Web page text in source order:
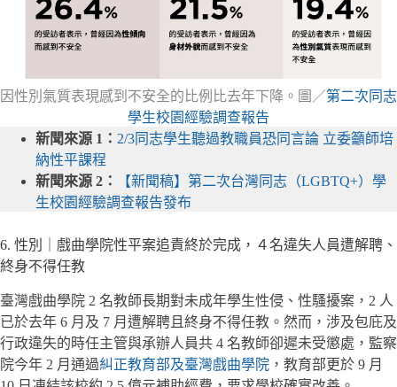
因性別氣質表現感到不安全的比例比去年下降。圖／第二次同志
學生校園經驗調查報告
新聞來源 1： 2/3同志學生聽過教職員恐同言論 立委籲師培
納性平課程
新聞來源 2：
【新聞稿】第二次台灣同志（LGBTQ+）學
生校園經驗調查報告發布
6. 性別｜戲曲學院性平案追責終於完成，４名違失人員遭解聘、
終身不得任教
臺灣戲曲學院 2 名教師長期對未成年學生性侵、性騷擾案，2 人
已於去年 6 月及 7 月遭解聘且終身不得任教。然而，涉及包庇及
行政違失的時任主管與承辦人員共 4 名教師卻遲未受懲處，監察
院今年 2 月通過糾正教育部及臺灣戲曲學院 ，教育部更於 9 月